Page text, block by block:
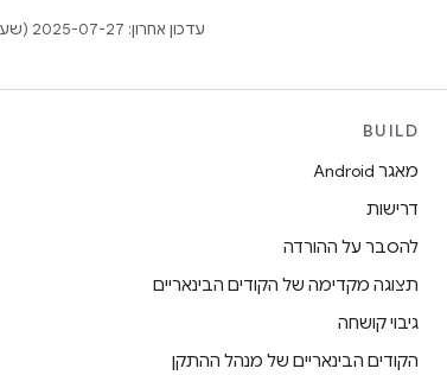
עדכון אחרון: 2025-07-27 (שעון UTC).
BUILD
מאגר Android
דרישות
להסבר על ההורדה
תצוגה מקדימה של הקודים הבינאריים
גיבוי קושחה
הקודים הבינאריים של מנהל ההתקן